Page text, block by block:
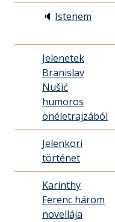
🔈 Istenem
Jelenetek
Branislav
Nušić
humoros
önéletrajzából
Jelenkori
történet
Karinthy
Ferenc három
novellája